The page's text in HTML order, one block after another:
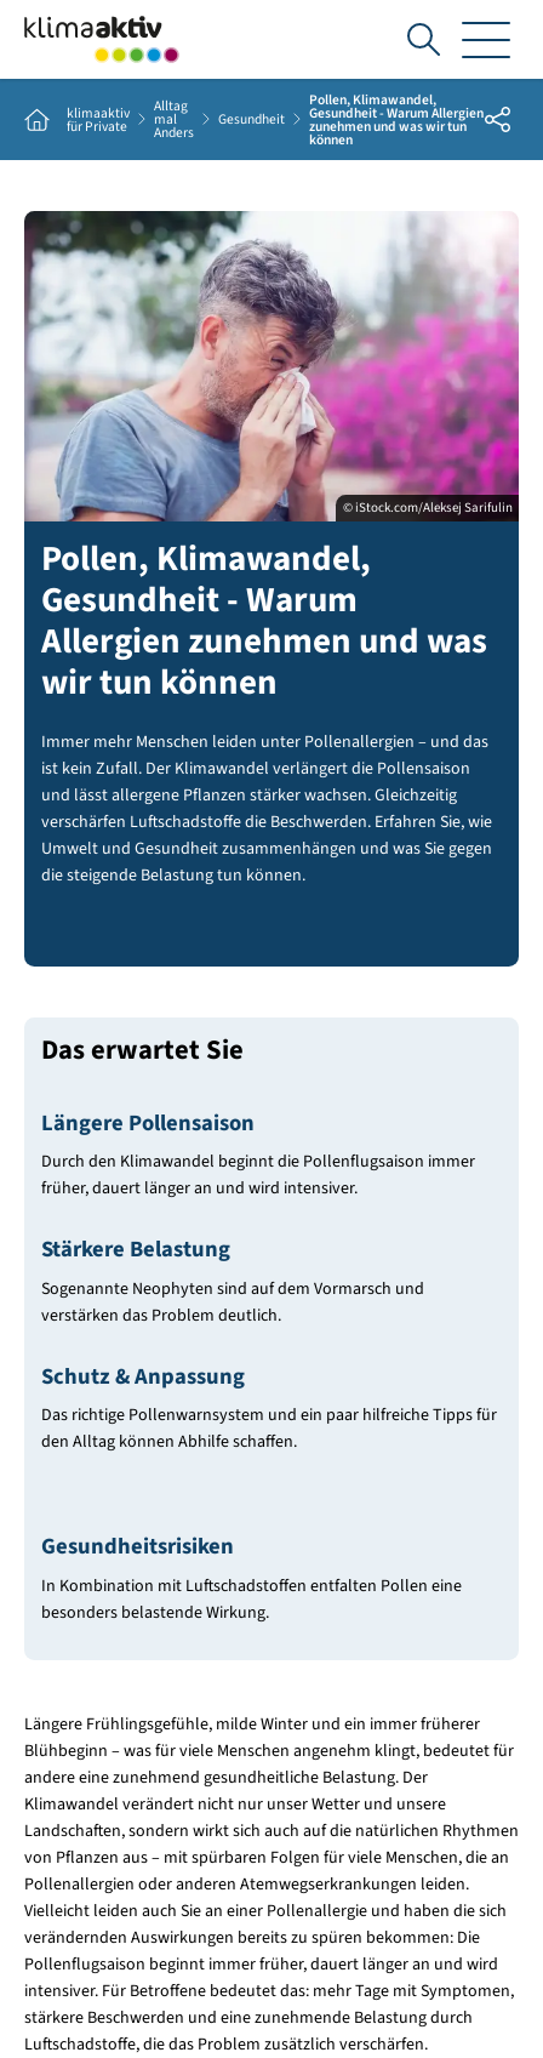
Ich
suche...
Home klimaaktiv
für Private
Alltag
mal
Anders
Gesundheit
Pollen, Klimawandel,
Gesundheit - Warum Allergien
zunehmen und was wir tun
können
Share
© iStock.com/Aleksej Sarifulin
Pollen, Klimawandel,
Gesundheit - Warum
Allergien zunehmen und was
wir tun können
Immer mehr Menschen leiden unter Pollenallergien – und das
ist kein Zufall. Der Klimawandel verlängert die Pollensaison
und lässt allergene Pflanzen stärker wachsen. Gleichzeitig
verschärfen Luftschadstoffe die Beschwerden. Erfahren Sie, wie
Umwelt und Gesundheit zusammenhängen und was Sie gegen
die steigende Belastung tun können.
Das erwartet Sie
Längere Pollensaison
Durch den Klimawandel beginnt die Pollenflugsaison immer
früher, dauert länger an und wird intensiver.
Stärkere Belastung
Sogenannte Neophyten sind auf dem Vormarsch und
verstärken das Problem deutlich.
Schutz & Anpassung
Das richtige Pollenwarnsystem und ein paar hilfreiche Tipps für
den Alltag können Abhilfe schaffen.
Gesundheitsrisiken
In Kombination mit Luftschadstoffen entfalten Pollen eine
besonders belastende Wirkung.
Längere Frühlingsgefühle, milde Winter und ein immer früherer
Blühbeginn – was für viele Menschen angenehm klingt, bedeutet für
andere eine zunehmend gesundheitliche Belastung. Der
Klimawandel verändert nicht nur unser Wetter und unsere
Landschaften, sondern wirkt sich auch auf die natürlichen Rhythmen
von Pflanzen aus – mit spürbaren Folgen für viele Menschen, die an
Pollenallergien oder anderen Atemwegserkrankungen leiden.
Vielleicht leiden auch Sie an einer Pollenallergie und haben die sich
verändernden Auswirkungen bereits zu spüren bekommen: Die
Pollenflugsaison beginnt immer früher, dauert länger an und wird
intensiver. Für Betroffene bedeutet das: mehr Tage mit Symptomen,
stärkere Beschwerden und eine zunehmende Belastung durch
Luftschadstoffe, die das Problem zusätzlich verschärfen.